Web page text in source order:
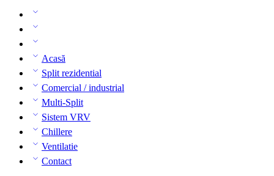
Acasă
Split rezidential
Comercial / industrial
Multi-Split
Sistem VRV
Chillere
Ventilatie
Contact